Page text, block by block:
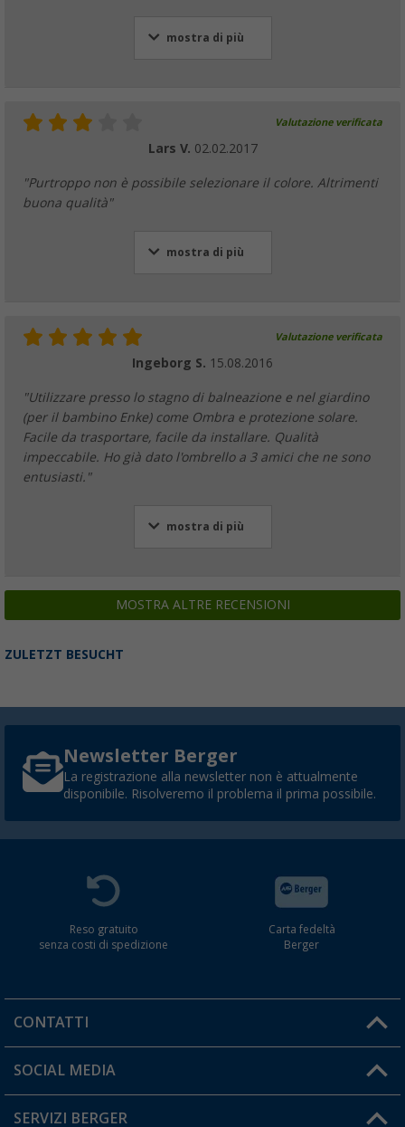
mostra di più
Valutazione verificata
Lars V. 02.02.2017
"Purtroppo non è possibile selezionare il colore. Altrimenti
buona qualità"
mostra di più
Valutazione verificata
Ingeborg S. 15.08.2016
"Utilizzare presso lo stagno di balneazione e nel giardino
(per il bambino Enke) come Ombra e protezione solare.
Facile da trasportare, facile da installare. Qualità
impeccabile. Ho già dato l'ombrello a 3 amici che ne sono
entusiasti."
mostra di più
MOSTRA ALTRE RECENSIONI
ZULETZT BESUCHT
Newsletter Berger
La registrazione alla newsletter non è attualmente
disponibile. Risolveremo il problema il prima possibile.
Reso gratuito
senza costi di spedizione
Carta fedeltà
Berger
CONTATTI
Orari di apertura del servizio:
Hai una domanda?
SOCIAL MEDIA
SERVIZI BERGER